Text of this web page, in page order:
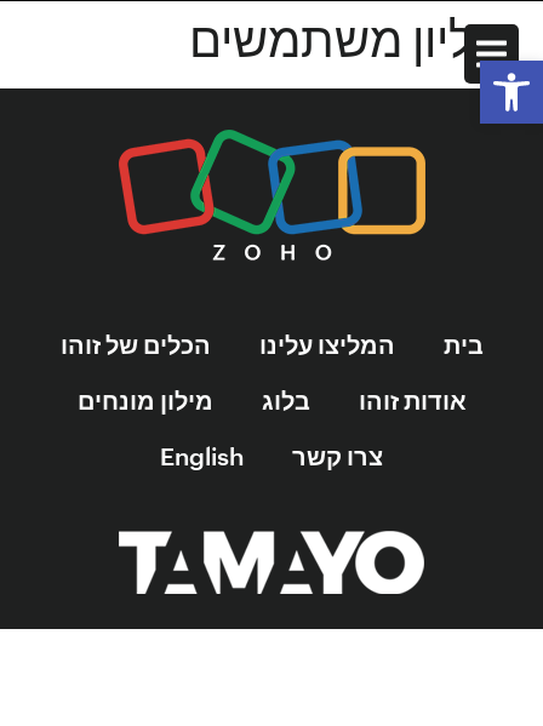
פתח סרגל נגישות
מיליון משתמשים
בית המליצו עלינו
הכלים של זוהו
אודות זוהו
בלוג
מילון מונחים
צרו קשר
English